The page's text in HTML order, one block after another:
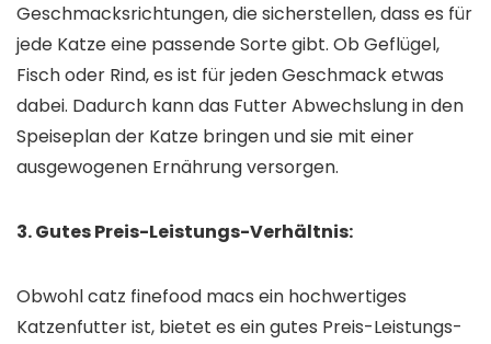
Geschmacksrichtungen, die sicherstellen, dass es für
jede Katze eine passende Sorte gibt. Ob Geflügel,
Fisch oder Rind, es ist für jeden Geschmack etwas
dabei. Dadurch kann das Futter Abwechslung in den
Speiseplan der Katze bringen und sie mit einer
ausgewogenen Ernährung versorgen.
3. Gutes Preis-Leistungs-Verhältnis:
Obwohl catz finefood macs ein hochwertiges
Katzenfutter ist, bietet es ein gutes Preis-Leistungs-